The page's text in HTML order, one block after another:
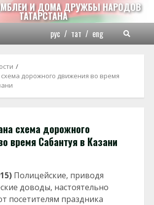
И ДОМА ДРУЖБЫ НАРОДОВ
ТАТАРСТАНА
рус / тат / eng
дорожного движения во время
схема дорожного
время Сабантуя в Казани
Полицейские, приводя
доводы, настоятельно
посетителям праздника